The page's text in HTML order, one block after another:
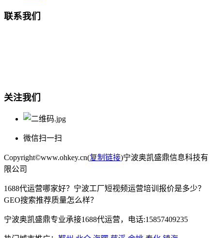
联系我们
关注我们
微信扫一扫
Copyright©www.ohkey.cn(复制链接)宁波奥凯盛鼎信息科技有
限公司
1688代运营哪家好？宁波工厂短视频运营培训报价是多少？
GEO搜索推荐质量怎么样？
宁波奥凯盛鼎专业承接1688代运营，电话:15857409235